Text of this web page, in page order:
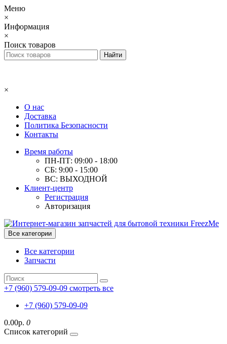
Меню
×
Информация
×
Поиск товаров
×
О нас
Доставка
Политика Безопасности
Контакты
Время работы
ПН-ПТ: 09:00 - 18:00
СБ: 9:00 - 15:00
ВС: ВЫХОДНОЙ
Клиент-центр
Регистрация
Авторизация
Все категории
Все категории
Запчасти
+7 (960) 579-09-09 смотреть все
+7 (960) 579-09-09
0.00р. 0
Список категорий